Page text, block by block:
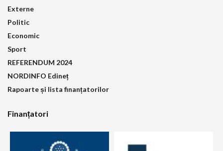
Externe
Politic
Economic
Sport
REFERENDUM 2024
NORDINFO Edineț
Rapoarte și lista finanțatorilor
Finanțatori